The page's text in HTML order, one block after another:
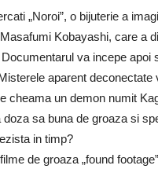
„Noroi”, o bijuterie a
Kobayashi, care a
va incepe
aparent deconectate
cheama un demon numit
doza sa buna de groaza si
in timp?
de groaza „found